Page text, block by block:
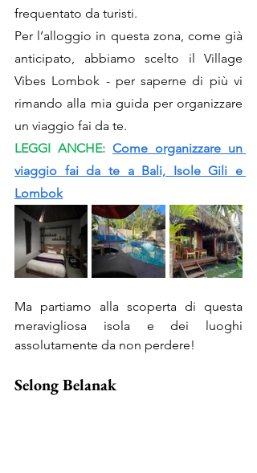
frequentato da turisti.
Per l’alloggio in questa zona, come già
anticipato, abbiamo scelto il Village
Vibes Lombok - per saperne di più vi
rimando alla mia guida per organizzare
un viaggio fai da te.
LEGGI ANCHE: Come organizzare un
viaggio fai da te a Bali, Isole Gili e
Lombok
Ma partiamo alla scoperta di questa
meravigliosa isola e dei luoghi
assolutamente da non perdere!
Selong Belanak